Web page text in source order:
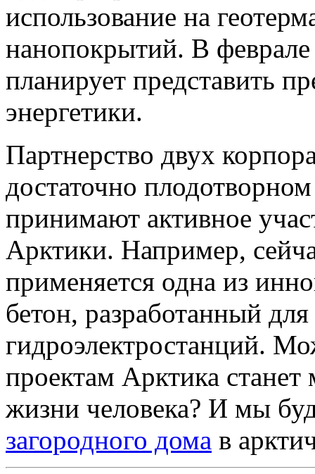
использование на
нанопокрытий. В
планирует представить
энергетики.
Партнерство двух
достаточно
принимают активное
Арктики. Например,
применяется одна из
бетон, разработанный
гидроэлектростанций.
проектам Арктика
жизни человека? И мы
загородного дома в